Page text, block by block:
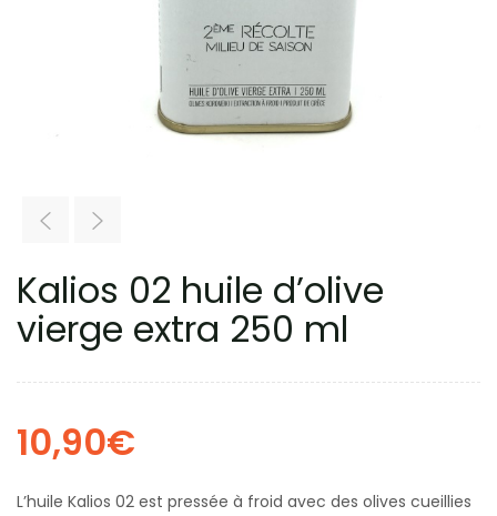
Kalios 02 huile d’olive
vierge extra 250 ml
10,90€
L’huile Kalios 02 est pressée à froid avec des olives cueillies